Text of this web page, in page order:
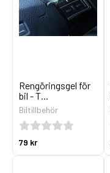
Rengöringsgel för
bil - T...
Biltillbehör
79 kr